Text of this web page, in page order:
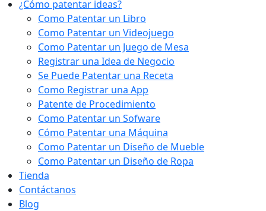
¿Cómo patentar ideas?
Como Patentar un Libro
Como Patentar un Videojuego
Como Patentar un Juego de Mesa
Registrar una Idea de Negocio
Se Puede Patentar una Receta
Como Registrar una App
Patente de Procedimiento
Como Patentar un Sofware
Cómo Patentar una Máquina
Como Patentar un Diseño de Mueble
Como Patentar un Diseño de Ropa
Tienda
Contáctanos
Blog